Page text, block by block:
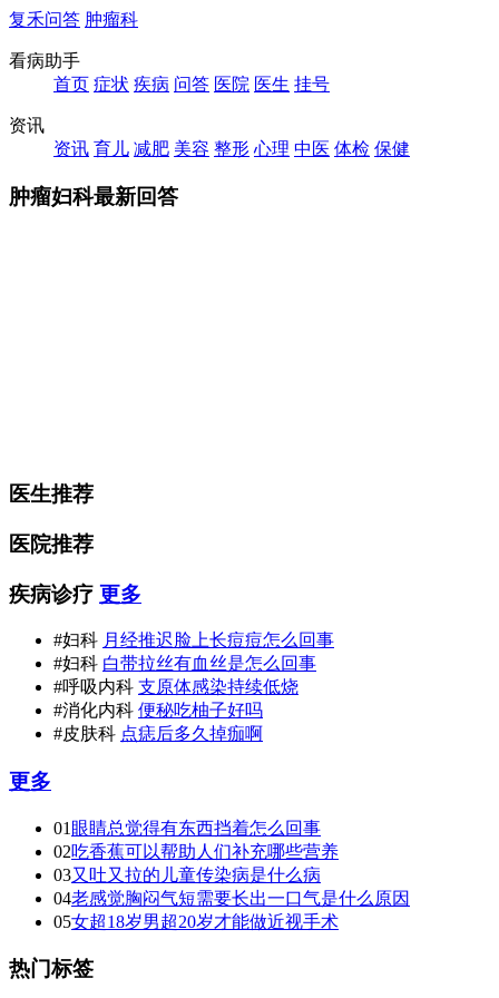
复禾问答 肿瘤科
看病助手
首页 症状 疾病 问答 医院 医生 挂号
资讯
资讯 育儿 减肥 美容 整形 心理 中医 体检 保健
肿瘤妇科最新回答
医生推荐
医院推荐
疾病诊疗 更多
#妇科 月经推迟脸上长痘痘怎么回事
#妇科 白带拉丝有血丝是怎么回事
#呼吸内科 支原体感染持续低烧
#消化内科 便秘吃柚子好吗
#皮肤科 点痣后多久掉痂啊
更多
01 眼睛总觉得有东西挡着怎么回事
02吃香蕉可以帮助人们补充哪些营养
03又吐又拉的儿童传染病是什么病
04老感觉胸闷气短需要长出一口气是什么原因
05女超18岁男超20岁才能做近视手术
热门标签